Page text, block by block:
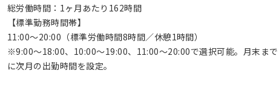
総労働時間：1ヶ月あたり162時間
【標準勤務時間帯】
11:00～20:00（標準労働時間8時間／休憩1時間）
※9:00～18:00、10:00～19:00、11:00～20:00で選択可能。月末まで
に次月の出勤時間を設定。